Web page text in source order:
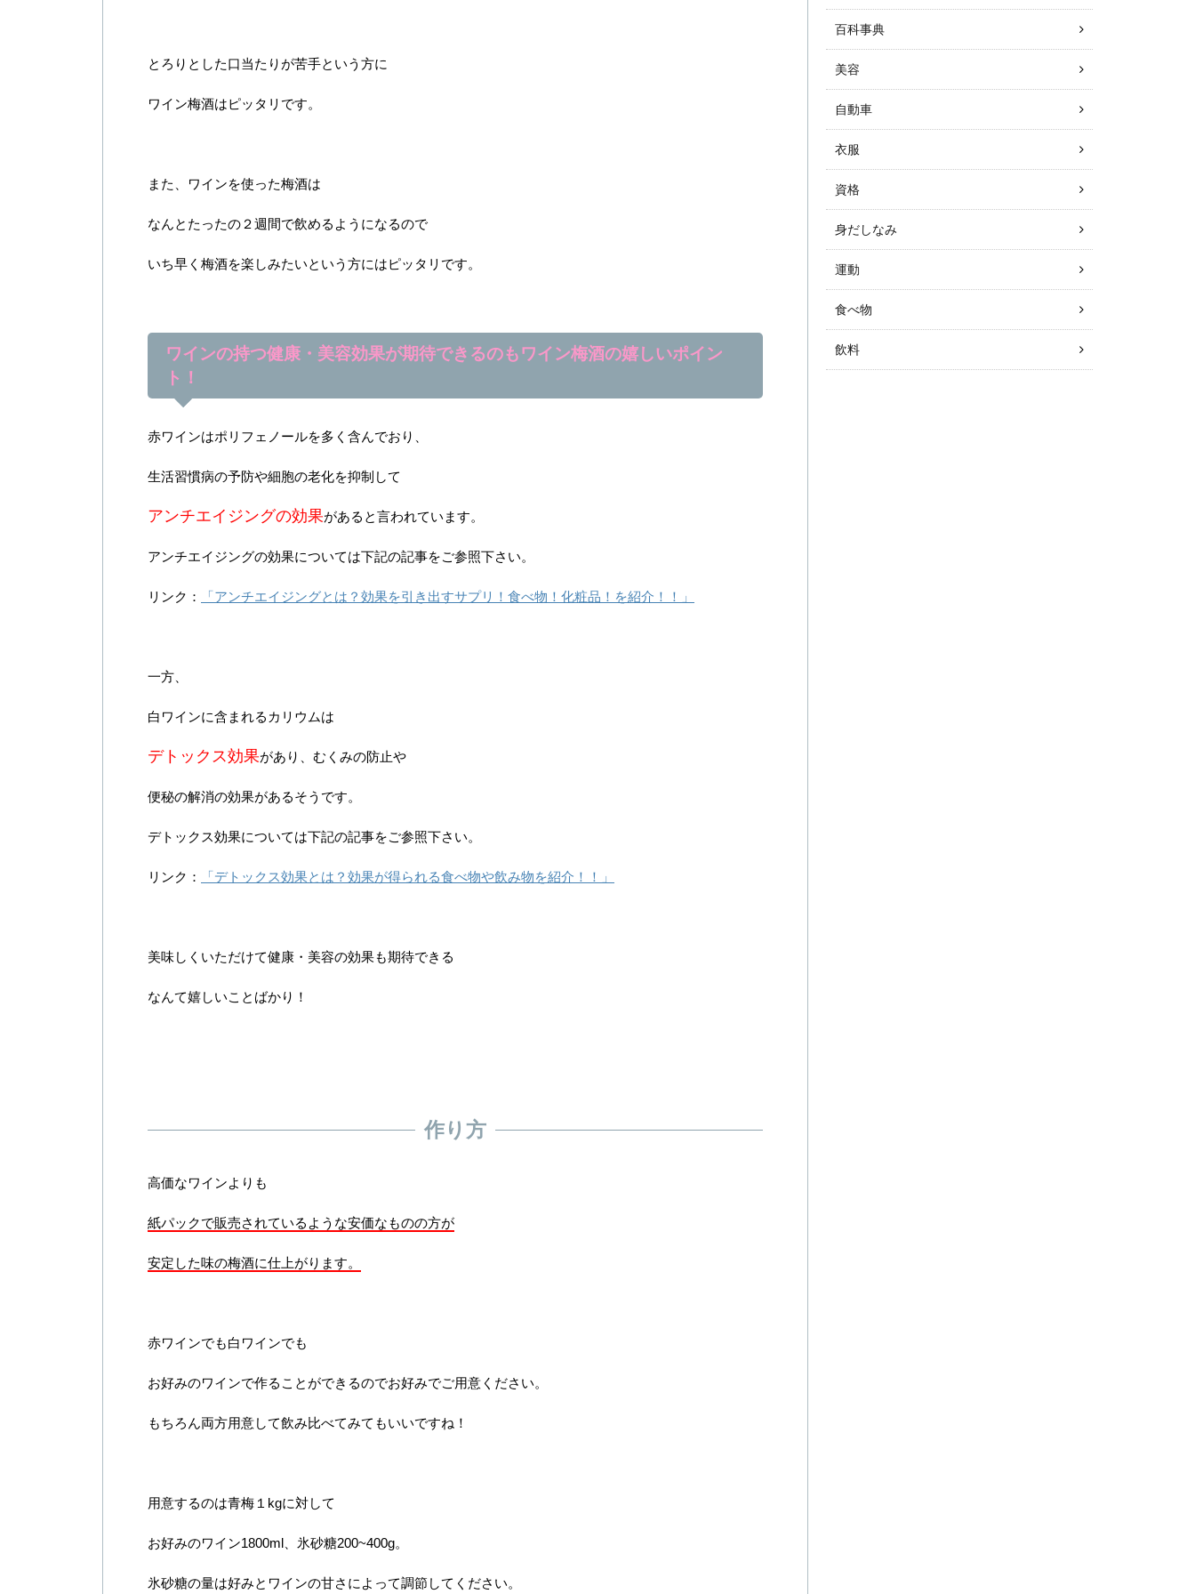
とろりとした口当たりが苦手という方に
ワイン梅酒はピッタリです。
また、ワインを使った梅酒は
なんとたったの２週間で飲めるようになるので
いち早く梅酒を楽しみたいという方にはピッタリです。
ワインの持つ健康・美容効果が期待できるのもワイン梅酒の嬉しいポイン
ト！
赤ワインはポリフェノールを多く含んでおり、
生活習慣病の予防や細胞の老化を抑制して
アンチエイジングの効果があると言われています。
アンチエイジングの効果については下記の記事をご参照下さい。
リンク： 「アンチエイジングとは？効果を引き出すサプリ！食べ物！化粧品！を紹介！！」
一方、
白ワインに含まれるカリウムは
デトックス効果があり、むくみの防止や
便秘の解消の効果があるそうです。
デトックス効果については下記の記事をご参照下さい。
リンク： 「デトックス効果とは？効果が得られる食べ物や飲み物を紹介！！」
美味しくいただけて健康・美容の効果も期待できる
なんて嬉しいことばかり！
作り方
高価なワインよりも
紙パックで販売されているような安価なものの方が
安定した味の梅酒に仕上がります。
赤ワインでも白ワインでも
お好みのワインで作ることができるのでお好みでご用意ください。
もちろん両方用意して飲み比べてみてもいいですね！
用意するのは青梅１kgに対して
お好みのワイン1800ml、氷砂糖200~400g。
氷砂糖の量は好みとワインの甘さによって調節してください。
百科事典
美容
自動車
衣服
資格
身だしなみ
運動
食べ物
飲料